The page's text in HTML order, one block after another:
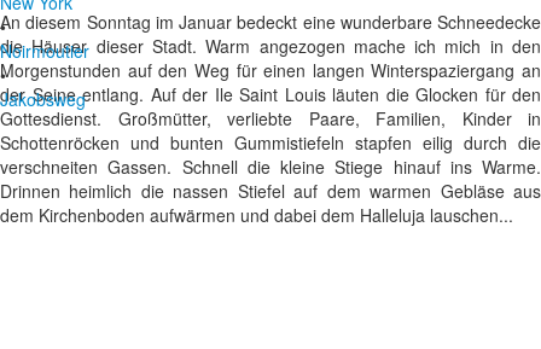
•
Noirmoutier
•
Jakobsweg
An diesem Sonntag im Januar bedeckt eine wunderbare Schneedecke
die Häuser dieser Stadt. Warm angezogen mache ich mich in den
Morgenstunden auf den Weg für einen langen Winterspaziergang an
der Seine entlang. Auf der Ile Saint Louis läuten die Glocken für den
Gottesdienst. Großmütter, verliebte Paare, Familien, Kinder in
Schottenröcken und bunten Gummistiefeln stapfen eilig durch die
verschneiten Gassen. Schnell die kleine Stiege hinauf ins Warme.
Drinnen heimlich die nassen Stiefel auf dem warmen Gebläse aus
dem Kirchenboden aufwärmen und dabei dem Halleluja lauschen...